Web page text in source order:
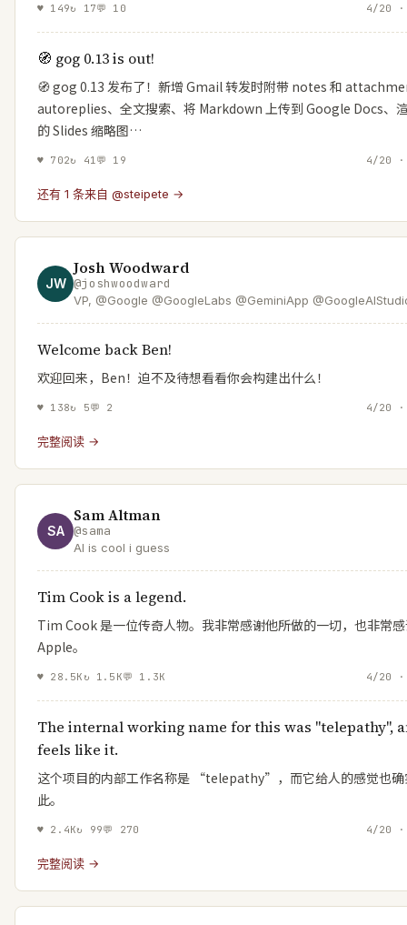
♥ 149↻ 17💬 10 4/20
🧭 gog 0.13 is out!
🧭 gog 0.13 发布了！新增 Gmail 转发时附带 notes 和
autoreplies、全文搜索、将 Markdown 上传到 Google Docs、
的 Slides 缩略图…
♥ 702↻ 41💬 19 4/20
还有 1 条来自 @steipete →
JW
Josh Woodward
@joshwoodward
VP, @Google @GoogleLabs @GeminiApp
Welcome back Ben!
欢迎回来，Ben！迫不及待想看看你会构建出什么！
♥ 138↻ 5💬 2 4/20
完整阅读 →
SA
Sam Altman
@sama
AI is cool i guess
Tim Cook is a legend.
Tim Cook 是一位传奇人物。我非常感谢他所做的一切，也非常
Apple。
♥ 28.5K↻ 1.5K💬 1.3K 4/20
The internal working name for this was "telepathy",
feels like it.
这个项目的内部工作名称是 “telepathy”，而它给人的感觉也确
此。
♥ 2.4K↻ 99💬 270 4/20
完整阅读 →